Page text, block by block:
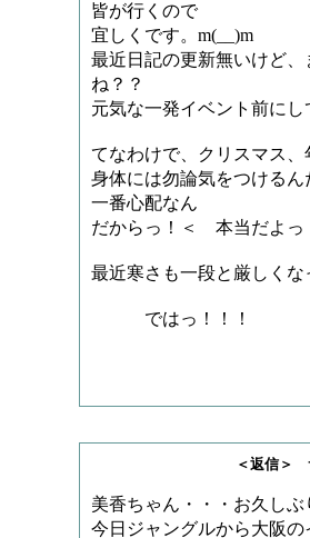
皆が行くので
宜しくです。m(__)m
最近日記の更新無いけど
ね？？
元気な一発イベント前に
てなわけで、クリスマス
身体には勿論気をつける
一番心配なん
だからっ！＜ 本当だよ
最近寒さも一段と厳しく
ではっ！！！
＜返信＞ サメチャ
美香ちゃん・・・お久し
今日ジャングルから大阪